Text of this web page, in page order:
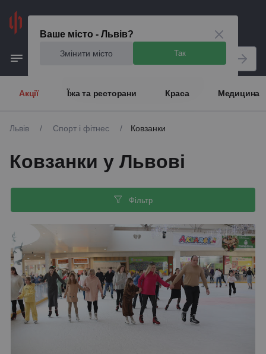
Ваше місто - Львів?
Змінити місто Так
Акції Їжа та ресторани Краса Медицина
Львів / Спорт і фітнес / Ковзанки
Ковзанки у Львові
Фільтр